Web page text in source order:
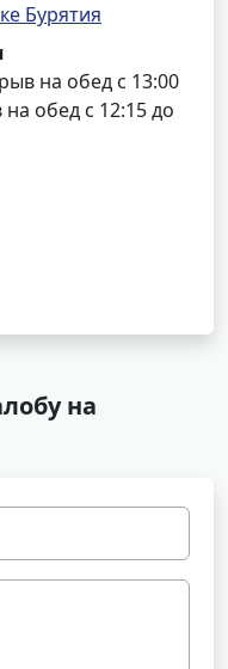
Бурятия
на обед с 13:00
обед с 12:15 до
на